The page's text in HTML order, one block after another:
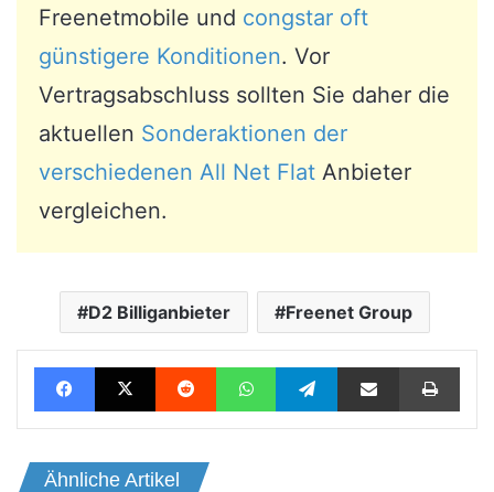
Freenetmobile und congstar oft
günstigere Konditionen. Vor
Vertragsabschluss sollten Sie daher die
aktuellen Sonderaktionen der
verschiedenen All Net Flat Anbieter
vergleichen.
D2 Billiganbieter Freenet Group
Facebook X Reddit WhatsApp Telegram Teile per E-Mail
Ähnliche Artikel